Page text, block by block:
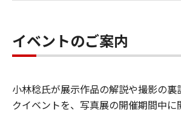
イベントのご案内
小林稔氏が展示作品の解説や撮影の裏
クイベントを、写真展の開催期間中に